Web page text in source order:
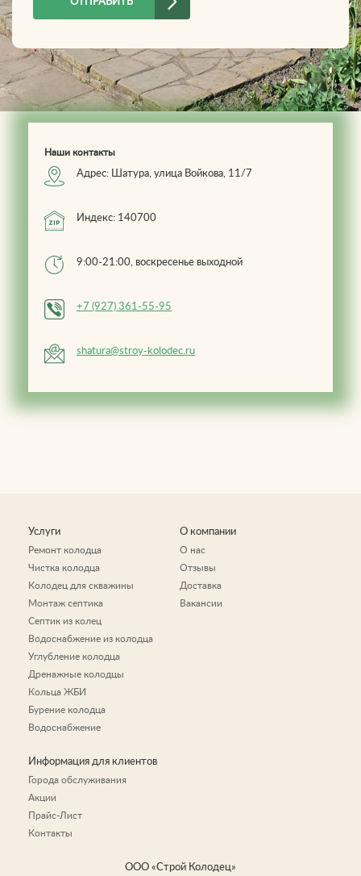
Наши контакты
Адрес: Шатура, улица Войкова, 11/7
Индекс: 140700
9:00-21:00, воскресенье выходной
+7 (927) 361-55-95
shatura@stroy-kolodec.ru
Услуги
Ремонт колодца
Чистка колодца
Колодец для скважины
Монтаж септика
Септик из колец
Водоснабжение из колодца
Углубление колодца
Дренажные колодцы
Кольца ЖБИ
Бурение колодца
Водоснабжение
О компании
О нас
Отзывы
Доставка
Вакансии
Информация для клиентов
Города обслуживания
Акции
Прайс-Лист
Контакты
ООО «Строй Колодец»